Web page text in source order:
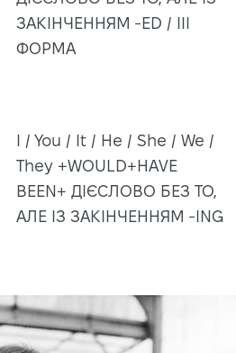
ЗАКІНЧЕННЯМ -ED / III
ФОРМА
I / You / It / He / She / We /
They +WOULD+HAVE
BEEN+ ДІЄСЛОВО БЕЗ TO,
АЛЕ ІЗ ЗАКІНЧЕННЯМ -ING